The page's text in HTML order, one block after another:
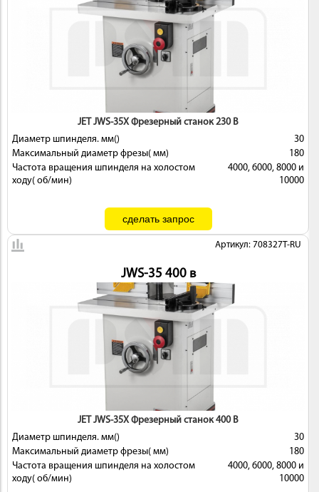
JET JWS-35X Фрезерный станок 230 В
Диаметр шпинделя. мм()
30
Максимальный диаметр фрезы( мм)
180
Частота вращения шпинделя на холостом
ходу( об/мин)
4000, 6000, 8000 и
10000
Артикул: 708327T-RU
JWS-35 400 в
JET JWS-35X Фрезерный станок 400 В
Диаметр шпинделя. мм()
30
Максимальный диаметр фрезы( мм)
180
Частота вращения шпинделя на холостом
ходу( об/мин)
4000, 6000, 8000 и
10000